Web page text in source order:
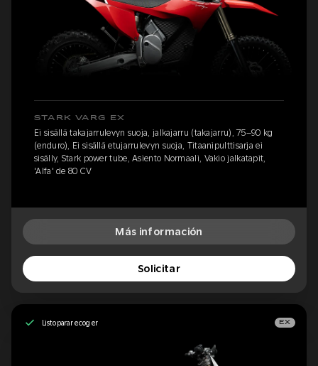
STARK VARG EX
Ei sisällä takajarrulevyn suoja, jalkajarru (takajarru), 75–90 kg
(enduro), Ei sisällä etujarrulevyn suoja, Titaanipulttisarja ei
sisälly, Stark power tube, Asiento Normaali, Vakio jalkatapit,
'Alfa' de 80 CV
Más información
Solicitar
Listo para recoger EX